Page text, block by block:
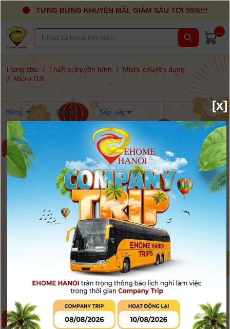
TƯNG BỪNG KHUYẾN MÃI, GIẢM SÂU TỚI 50%!!!
Trang chủ / Thiết bị truyền hình / Micro chuyên dụng
/ Micro DJI
Hãng Giá Sắp xếp
-8%
Micro DJI Mic Mini 2 - Phiên
bản : (2 TX + 1 mobile RX)
2.550.000đ
Còn hàng
-6%
DJI Mic 3 - ( Phiên bản : 1 X
Transmitter ) Chính Hãng
4.690.000đ 4.990.000đ
Còn hàng
-9% -6%
[x]